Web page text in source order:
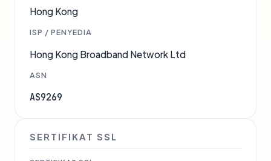
Hong Kong
ISP / PENYEDIA
Hong Kong Broadband Network Ltd
ASN
AS9269
SERTIFIKAT SSL